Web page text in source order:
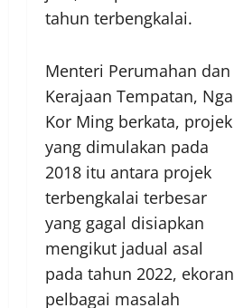
tahun terbengkalai.
Menteri Perumahan dan
Kerajaan Tempatan, Nga
Kor Ming berkata, projek
yang dimulakan pada
2018 itu antara projek
terbengkalai terbesar
yang gagal disiapkan
mengikut jadual asal
pada tahun 2022, ekoran
pelbagai masalah